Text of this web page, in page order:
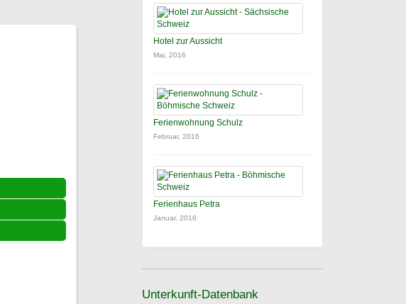
Hotel zur Aussicht
Mai, 2016
Ferienwohnung Schulz
Februar, 2016
Ferienhaus Petra
Januar, 2016
Unterkunft-Datenbank